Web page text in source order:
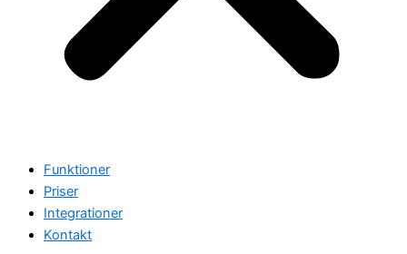
Funktioner
Priser
Integrationer
Kontakt